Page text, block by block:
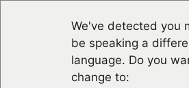
We've detected you
be speaking a
language. Do you
change to: